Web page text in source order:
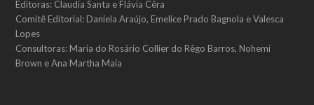
Editoras: Claudia Santa e Flávia Cêra
Comitê Editorial: Daniela Araújo, Emelice Prado Bagnola e Valesca
Lopes
Consultoras: Maria do Rosário Collier do Rêgo Barros, Nohemí
Brown e Ana Martha Maia